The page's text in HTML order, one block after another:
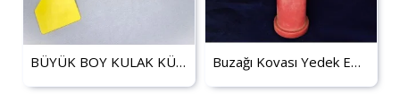
BÜYÜK BOY KULAK KÜPESİ SARI Buzağı Kovası Yedek Emzik